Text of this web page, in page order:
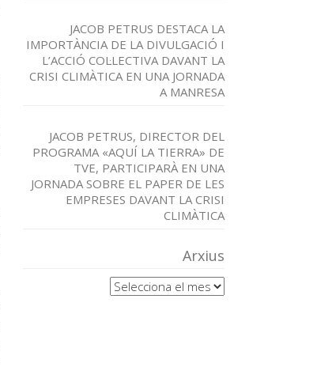
JACOB PETRUS DESTACA LA
IMPORTÀNCIA DE LA DIVULGACIÓ I
L’ACCIÓ COL·LECTIVA DAVANT LA
CRISI CLIMÀTICA EN UNA JORNADA
A MANRESA
JACOB PETRUS, DIRECTOR DEL
PROGRAMA «AQUÍ LA TIERRA» DE
TVE, PARTICIPARÀ EN UNA
JORNADA SOBRE EL PAPER DE LES
EMPRESES DAVANT LA CRISI
CLIMÀTICA
Arxius
Arxius